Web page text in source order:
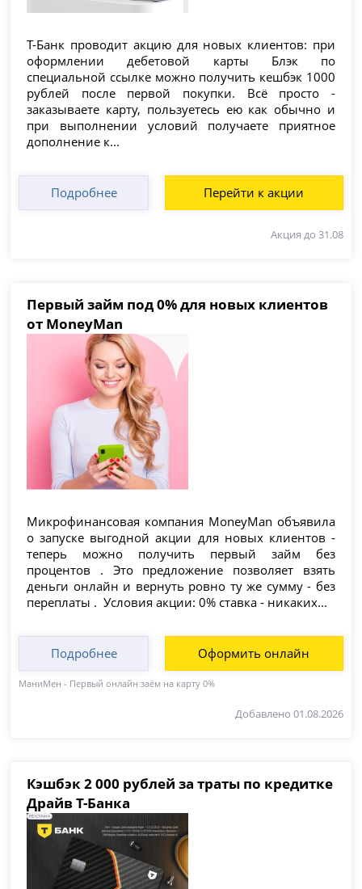
Т-Банк проводит акцию для новых клиентов: при
оформлении дебетовой карты Блэк по
специальной ссылке можно получить кешбэк 1000
рублей после первой покупки. Всё просто -
заказываете карту, пользуетесь ею как обычно и
при выполнении условий получаете приятное
дополнение к...
Подробнее Перейти к акции
Акция до 31.08
Первый займ под 0% для новых клиентов
от MoneyMan
Микрофинансовая компания MoneyMan объявила
о запуске выгодной акции для новых клиентов -
теперь можно получить первый займ без
процентов . Это предложение позволяет взять
деньги онлайн и вернуть ровно ту же сумму - без
переплаты . Условия акции: 0% ставка - никаких...
Подробнее Оформить онлайн
МаниМен - Первый онлайн заём на карту 0%
Добавлено 01.08.2026
Кэшбэк 2 000 рублей за траты по кредитке
Драйв Т-Банка